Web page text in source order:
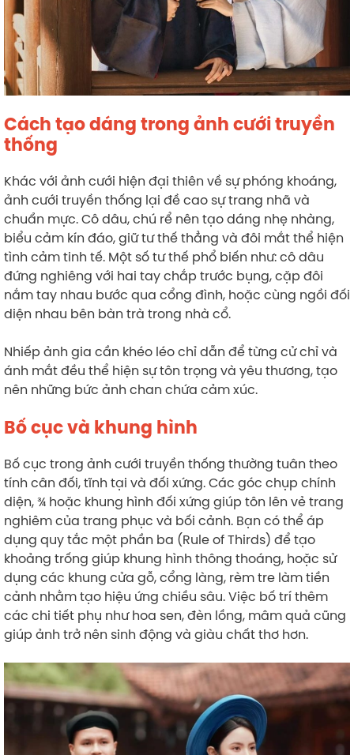
Cách tạo dáng trong ảnh cưới truyền
thống
Khác với ảnh cưới hiện đại thiên về sự phóng khoáng,
ảnh cưới truyền thống lại đề cao sự trang nhã và
chuẩn mực. Cô dâu, chú rể nên tạo dáng nhẹ nhàng,
biểu cảm kín đáo, giữ tư thế thẳng và đôi mắt thể hiện
tình cảm tinh tế. Một số tư thế phổ biến như: cô dâu
đứng nghiêng với hai tay chắp trước bụng, cặp đôi
nắm tay nhau bước qua cổng đình, hoặc cùng ngồi đối
diện nhau bên bàn trà trong nhà cổ.
Nhiếp ảnh gia cần khéo léo chỉ dẫn để từng cử chỉ và
ánh mắt đều thể hiện sự tôn trọng và yêu thương, tạo
nên những bức ảnh chan chứa cảm xúc.
Bố cục và khung hình
Bố cục trong ảnh cưới truyền thống thường tuân theo
tính cân đối, tĩnh tại và đối xứng. Các góc chụp chính
diện, ¾ hoặc khung hình đối xứng giúp tôn lên vẻ trang
nghiêm của trang phục và bối cảnh. Bạn có thể áp
dụng quy tắc một phần ba (Rule of Thirds) để tạo
khoảng trống giúp khung hình thông thoáng, hoặc sử
dụng các khung cửa gỗ, cổng làng, rèm tre làm tiền
cảnh nhằm tạo hiệu ứng chiều sâu. Việc bố trí thêm
các chi tiết phụ như hoa sen, đèn lồng, mâm quả cũng
giúp ảnh trở nên sinh động và giàu chất thơ hơn.